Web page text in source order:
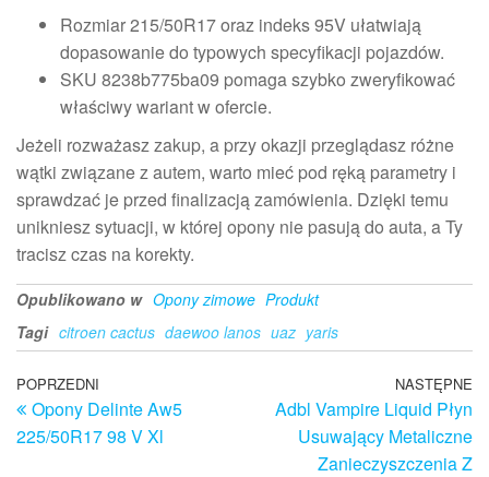
Rozmiar 215/50R17 oraz indeks 95V ułatwiają
dopasowanie do typowych specyfikacji pojazdów.
SKU 8238b775ba09 pomaga szybko zweryfikować
właściwy wariant w ofercie.
Jeżeli rozważasz zakup, a przy okazji przeglądasz różne
wątki związane z autem, warto mieć pod ręką parametry i
sprawdzać je przed finalizacją zamówienia. Dzięki temu
unikniesz sytuacji, w której opony nie pasują do auta, a Ty
tracisz czas na korekty.
Opublikowano w Opony zimowe Produkt
Tagi citroen cactus daewoo lanos uaz yaris
Nawigacja
wpisu
Poprzedni
wpis
POPRZEDNI
Opony Delinte Aw5
225/50R17 98 V Xl
NASTĘPNE
Adbl Vampire Liquid Płyn
Usuwający Metaliczne
Zanieczyszczenia Z